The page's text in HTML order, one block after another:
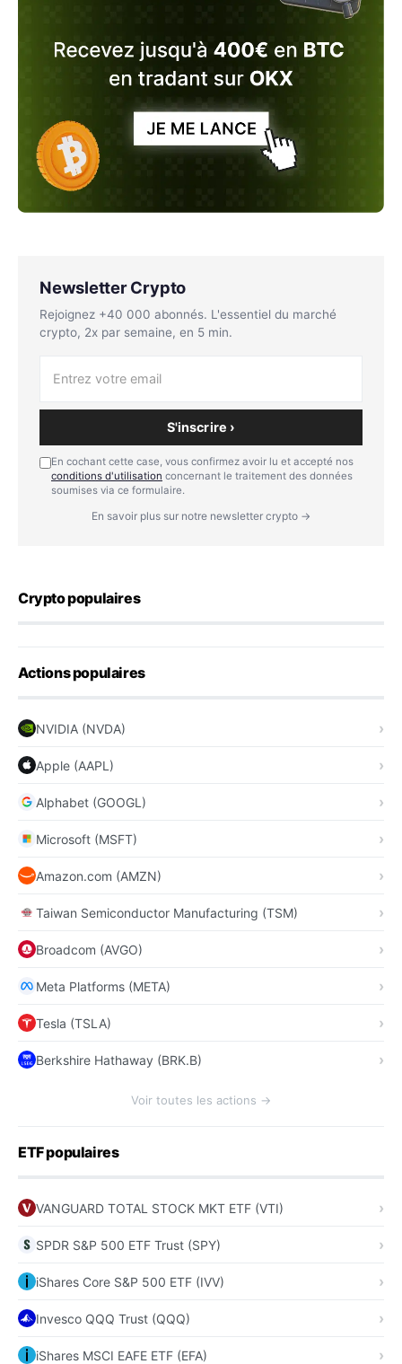
Newsletter Crypto
Rejoignez +40 000 abonnés. L'essentiel du marché
crypto, 2x par semaine, en 5 min.
S'inscrire ›
En cochant cette case, vous confirmez avoir lu et accepté nos
conditions d'utilisation concernant le traitement des données
soumises via ce formulaire.
En savoir plus sur notre newsletter crypto →
Crypto populaires
Actions populaires
NVIDIA (NVDA)
Apple (AAPL)
Alphabet (GOOGL)
Microsoft (MSFT)
Amazon.com (AMZN)
Taiwan Semiconductor Manufacturing (TSM)
Broadcom (AVGO)
Meta Platforms (META)
Tesla (TSLA)
Berkshire Hathaway (BRK.B)
Voir toutes les actions →
ETF populaires
VANGUARD TOTAL STOCK MKT ETF (VTI)
SPDR S&P 500 ETF Trust (SPY)
iShares Core S&P 500 ETF (IVV)
Invesco QQQ Trust (QQQ)
iShares MSCI EAFE ETF (EFA)